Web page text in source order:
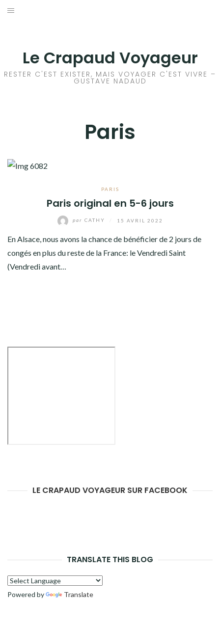
Aller
Le Crapaud Voyageur
RESTER C'EST EXISTER, MAIS VOYAGER C'EST VIVRE –
GUSTAVE NADAUD
Paris
PARIS
Paris original en 5-6 jours
par CATHY 15 AVRIL 2022
En Alsace, nous avons la chance de bénéficier de 2 jours de
congés en plus du reste de la France: le Vendredi Saint
(Vendredi avant…
LE CRAPAUD VOYAGEUR SUR FACEBOOK
TRANSLATE THIS BLOG
Powered by Translate
ALSACE
AMÉRIQUE DU NORD